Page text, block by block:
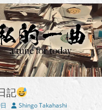
記
投 Shingo Takahashi